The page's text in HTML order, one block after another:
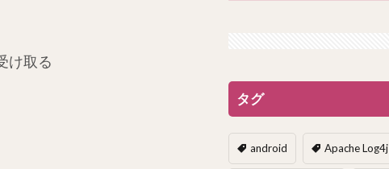
け取る
タグ
android Apache Log4j